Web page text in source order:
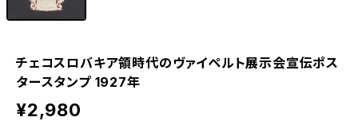
チェコスロバキア領時代のヴァイペルト展示会宣伝ポス
タースタンプ 1927年
¥2,980